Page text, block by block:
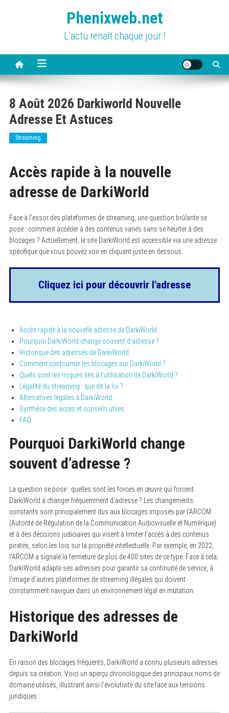
Phenixweb.net
L’actu renaît chaque jour !
8 Août 2026 Darkiworld Nouvelle
Adresse Et Astuces
Streaming
Accès rapide à la nouvelle
adresse de DarkiWorld
Face à l’essor des plateformes de streaming, une question brûlante se
pose : comment accéder à des contenus variés sans se heurter à des
blocages ? Actuellement, le site DarkiWorld est accessible via une adresse
spécifique que vous pouvez voir en cliquant juste en dessous.
Cliquez ici pour découvrir l'adresse
Accès rapide à la nouvelle adresse de DarkiWorld
Pourquoi DarkiWorld change souvent d’adresse ?
Historique des adresses de DarkiWorld
Comment contourner les blocages sur DarkiWorld ?
Quels sont les risques liés à l’utilisation de DarkiWorld ?
Légalité du streaming : que dit la loi ?
Alternatives légales à DarkiWorld
Synthèse des accès et conseils utiles
FAQ
Pourquoi DarkiWorld change
souvent d’adresse ?
La question se pose : quelles sont les forces en œuvre qui forcent
DarkiWorld à changer fréquemment d’adresse ? Les changements
constants sont principalement dus aux blocages imposés par l’ARCOM
(Autorité de Régulation de la Communication Audiovisuelle et Numérique)
et à des décisions judiciaires qui visent à limiter l’accès à des contenus
piratés, selon les lois sur la propriété intellectuelle. Par exemple, en 2022,
l’ARCOM a signalé la fermeture de plus de 400 sites de ce type. Face à cela,
DarkiWorld adapte ses adresses pour garantir sa continuité de service, à
l’image d’autres plateformes de streaming illégales qui doivent
constamment naviguer dans un environnement légal en mutation.
Historique des adresses de
DarkiWorld
En raison des blocages fréquents, DarkiWorld a connu plusieurs adresses
depuis sa création. Voici un aperçu chronologique des principaux noms de
domaine utilisés, illustrant ainsi l’évolutivité du site face aux tensions
juridiques :